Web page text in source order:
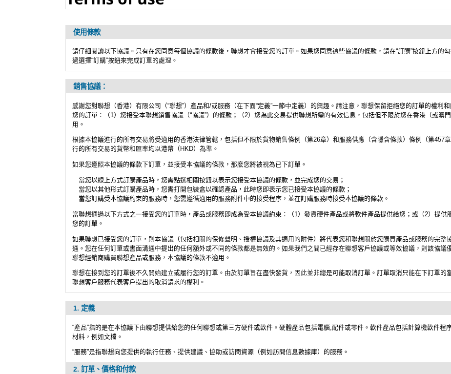
使用條款
請仔細閱讀以下協議。只有在您同意每個協議的條款後，聯想才會接受您的訂單。如果您同意這些協議的條款，請在“訂購”按鈕上方的
過選擇“訂購”按鈕來完成訂單的處理。
銷售協議：
感謝您對聯想（香港）有限公司（“聯想”）產品和/或服務（在下面“定義”一節中定義）的興趣。請注意，聯想保留拒絕您的訂單的權利
您的訂單：（1）您接受本聯想銷售協議（“協議”）的條款；（2）您為此交易提供聯想所需的有效信息，包括但不限於您在香港（或澳
用。
根據本協議進行的所有交易將受適用的香港法律管轄，包括但不限於貨物銷售條例（第26章）和服務供應（含隱含條款）條例（第457
行的所有交易的貨幣和匯率均以港幣（HKD）為準。
如果您遵照本協議的條款下訂單，並接受本協議的條款，那麼您將被視為已下訂單。
當您以線上方式訂購產品時，您需點選相關按鈕以表示您接受本協議的條款，並完成您的交易；
當您以其他形式訂購產品時，您需打開包裝盒以確認產品，此時您即表示您已接受本協議的條款；
當您訂購受本協議約束的服務時，您需遵循適用的服務附件中的接受程序，並在訂購服務時接受本協議的條款。
當聯想通過以下方式之一接受您的訂單時，產品或服務即成為受本協議約束：（1）發貨硬件產品或將軟件產品提供給您；或（2）提
您的訂單。
如果聯想已接受您的訂單，則本協議（包括相關的保修聲明、授權協議及其適用的附件）將代表您和聯想關於您購買產品或服務的完整
通。您在任何訂單或書面溝通中提出的任何額外或不同的條款都是無效的。如果我們之間已經存在聯想客戶協議或等效協議，則該協議
聯想經銷商購買聯想產品或服務，本協議的條款不適用。
聯想在接到您的訂單後不久開始建立或履行您的訂單。由於訂單旨在盡快發貨，因此並非總是可能取消訂單。訂單取消只能在下訂單的
聯想客戶服務代表客戶提出的取消請求的權利。
1. 定義
“產品”指的是在本協議下由聯想提供給您的任何聯想或第三方硬件或軟件。硬體產品包括電腦,配件或零件。軟件產品包括計算機軟件
材料，例如文檔。
“服務”是指聯想向您提供的執行任務、提供建議、協助或訪問資源（例如訪問信息數據庫）的服務。
2. 訂單、價格和付款